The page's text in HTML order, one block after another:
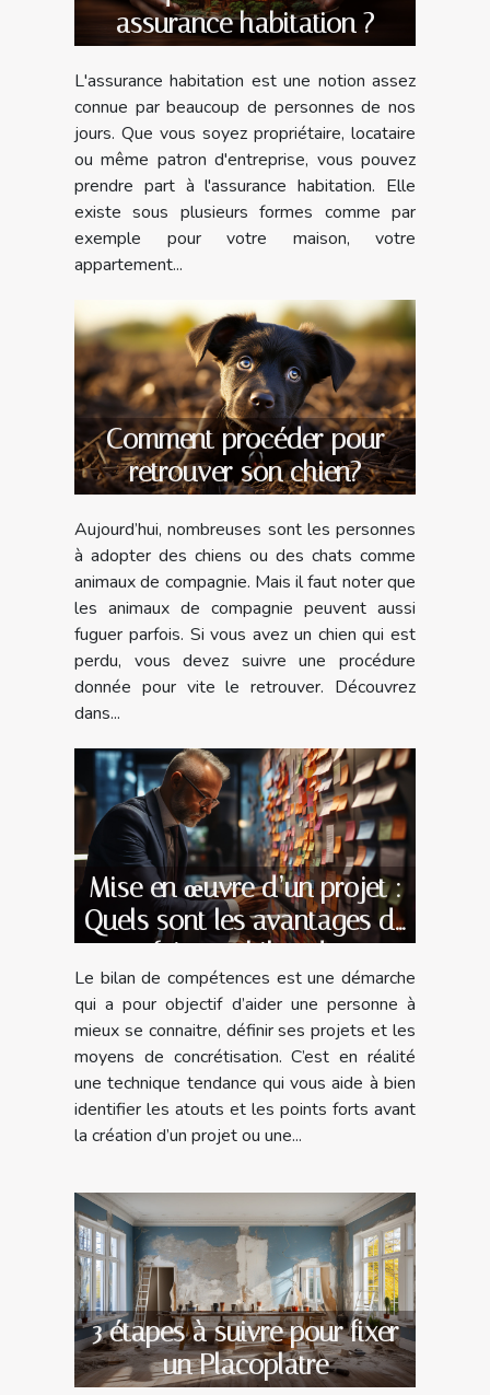
assurance habitation ?
L'assurance habitation est une notion assez
connue par beaucoup de personnes de nos
jours. Que vous soyez propriétaire, locataire
ou même patron d'entreprise, vous pouvez
prendre part à l'assurance habitation. Elle
existe sous plusieurs formes comme par
exemple pour votre maison, votre
appartement...
Comment procéder pour
retrouver son chien?
Aujourd’hui, nombreuses sont les personnes
à adopter des chiens ou des chats comme
animaux de compagnie. Mais il faut noter que
les animaux de compagnie peuvent aussi
fuguer parfois. Si vous avez un chien qui est
perdu, vous devez suivre une procédure
donnée pour vite le retrouver. Découvrez
dans...
Mise en œuvre d’un projet :
Quels sont les avantages de
faire un bilan de
compétences avec un
spécialiste ?
Le bilan de compétences est une démarche
qui a pour objectif d’aider une personne à
mieux se connaitre, définir ses projets et les
moyens de concrétisation. C’est en réalité
une technique tendance qui vous aide à bien
identifier les atouts et les points forts avant
la création d’un projet ou une...
3 étapes à suivre pour fixer
un Placoplatre